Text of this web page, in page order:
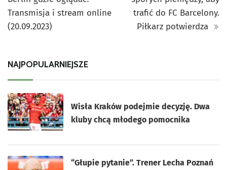
Transmisja i stream online
(20.09.2023)
trafić do FC Barcelony.
Piłkarz potwierdza
NAJPOPULARNIEJSZE
Wisła Kraków podejmie decyzję. Dwa
kluby chcą młodego pomocnika
“Głupie pytanie”. Trener Lecha Poznań